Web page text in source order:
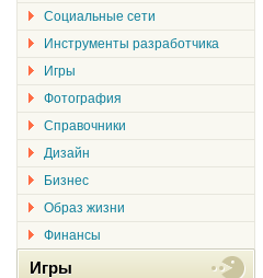
Социальные сети
Инструменты разработчика
Игры
Фотография
Справочники
Дизайн
Бизнес
Образ жизни
Финансы
Игры